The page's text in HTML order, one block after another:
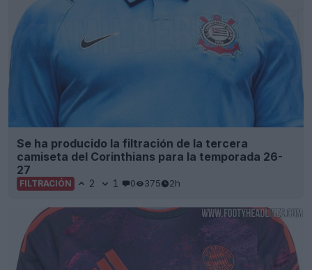
Se ha producido la filtración de la tercera
camiseta del Corinthians para la temporada 26-
27
FILTRACIÓN 2 1 0 375 2h